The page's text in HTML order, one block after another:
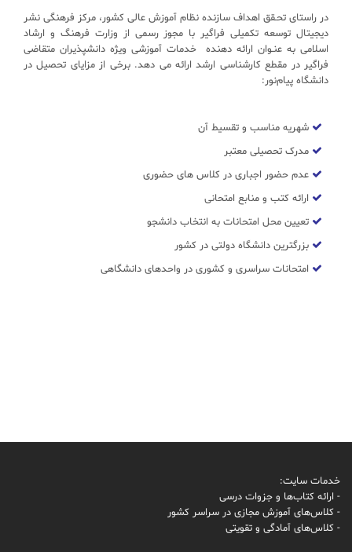
در راستای تحـقق اهداف سازنده نظام آموزش عالی کشور، مرکز فرهنگی نشر
دیجیتال توسعه تکمیلی فراگیر با مجوز رسمی از وزارت فرهنگ و ارشاد
اسلامی به عنـوان ارائه دهنده خدمات آموزشی ویژه دانشپذیران متقاضی
فراگیر در مقطع کارشناسی ارشد ارائه می دهد. برخی از مزایای تحصیل در
دانشگاه پیام‌نور:
شهریه مناسب و تقسیط آن
مدرک تحصیلی معتبر
عدم حضور اجباری در کلاس های حضوری
ارائه کتب و منابع امتحانی
تعیین محل امتحانات به انتخاب دانشجو
بزرگترین دانشگاه دولتی در کشور
امتحانات سراسری و کشوری در واحدهای دانشگاهی
خدمات سایت:
- ارائه کتاب‌ها و جزوات درسی
- کلاس‌های آموزش مجازی در سراسر کشور
- کلاس‌های آمادگی و تقویتی